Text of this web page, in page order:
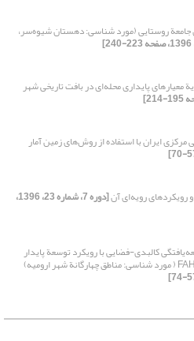
جامعة روستایی (مورد شناسی: دهستان شیوه‌سر،
معیارهای پایداری محله‌‌ای در بافت تاریخی شهر
ایران با استفاده از روش‌های زمین آمار
رویکردهای رویه‌ای آن [دوره 7، شماره 23، 1396،
کالبدی-فضایی با رویکرد توسعة پایدار